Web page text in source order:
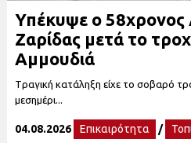
Υπέκυψε ο 58χρονος
Ζαρίδας μετά το
Αμμουδιά
Tραγική κατάληξη είχε το σοβαρό
μεσημέρι...
04.08.2026 Επικαιρότητα /